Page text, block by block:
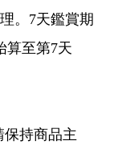
。7天鑑賞期
算至第7天
持商品主